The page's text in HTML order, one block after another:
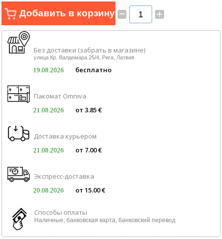
Добавить в корзину – +
Без доставки (забрать в магазине)
улица Кр. Валдемара 25/4, Рига, Латвия
19.08.2026 бесплатно
Пакомат Omniva
21.08.2026 от 3.85 €
Доставка курьером
21.08.2026 от 7.00 €
Экспресс-доставка
20.08.2026 от 15.00 €
Способы оплаты
Наличные, банковская карта, банковский перевод